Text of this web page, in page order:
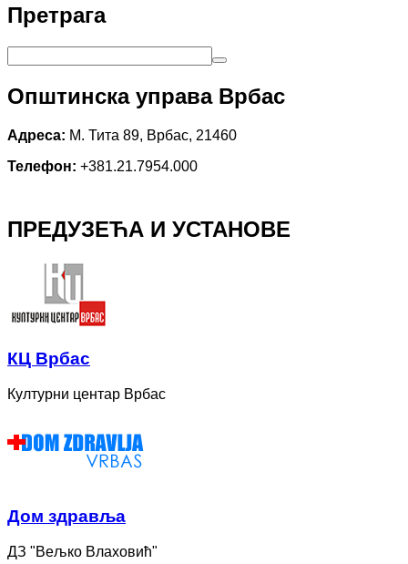
Претрага
Општинска управа Врбас
Адреса: М. Тита 89, Врбас, 21460
Телефон: +381.21.7954.000
ПРЕДУЗЕЋА И УСТАНОВЕ
КЦ Врбас
Културни центар Врбас
Дом здравља
ДЗ "Вељко Влаховић"